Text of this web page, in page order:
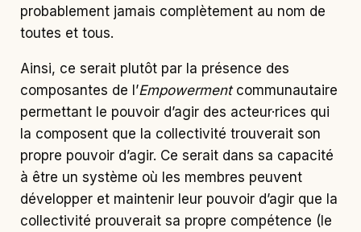
la composent que la collectivité trouverait son
propre pouvoir d’agir. Ce serait dans sa capacité
développer et maintenir leur pouvoir d’agir que la
collectivité prouverait sa propre compétence (le
mot compétence au singulier dépassant le
développement de compétences au pluriel et
étant en quelque sorte un synonyme de pouvoir
d’agir).
L’Empowermentcommunautaire constituerait